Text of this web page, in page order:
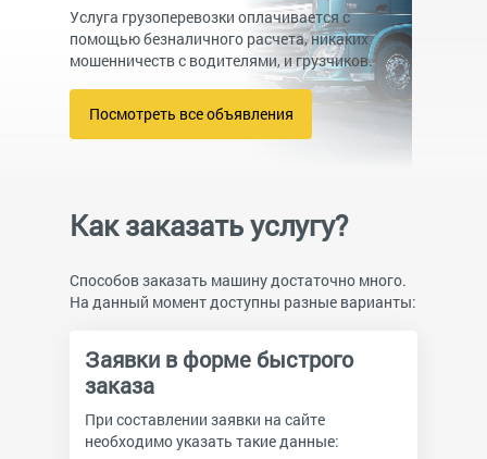
Услуга грузоперевозки оплачивается с
помощью безналичного расчета, никаких
мошенничеств с водителями, и грузчиков.
Посмотреть все объявления
Как заказать услугу?
Способов заказать машину достаточно много.
На данный момент доступны разные варианты:
Заявки в форме быстрого
заказа
При составлении заявки на сайте
необходимо указать такие данные: